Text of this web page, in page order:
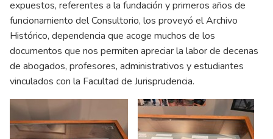
expuestos, referentes a la fundación y primeros años de
funcionamiento del Consultorio, los proveyó el Archivo
Histórico, dependencia que acoge muchos de los
documentos que nos permiten apreciar la labor de decenas
de abogados, profesores, administrativos y estudiantes
vinculados con la Facultad de Jurisprudencia.